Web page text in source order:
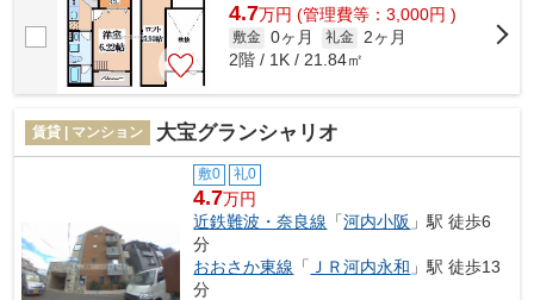
4.7万円 (管理費等：3,000円 )
敷金 0ヶ月 礼金 2ヶ月
2階 / 1K / 21.84㎡
賃貸 | マンション 大宝グランシャリオ
敷0 礼0
4.7万円
近鉄難波・奈良線 「河内小阪 」駅 徒歩6
分
おおさか東線 「 ＪＲ河内永和 」駅 徒歩13
分